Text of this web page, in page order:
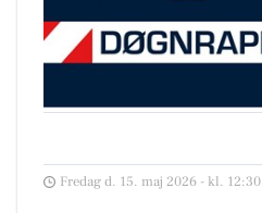
Fredag d. 15. maj 2026 - kl. 12:30